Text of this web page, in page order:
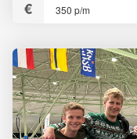
350 p/m